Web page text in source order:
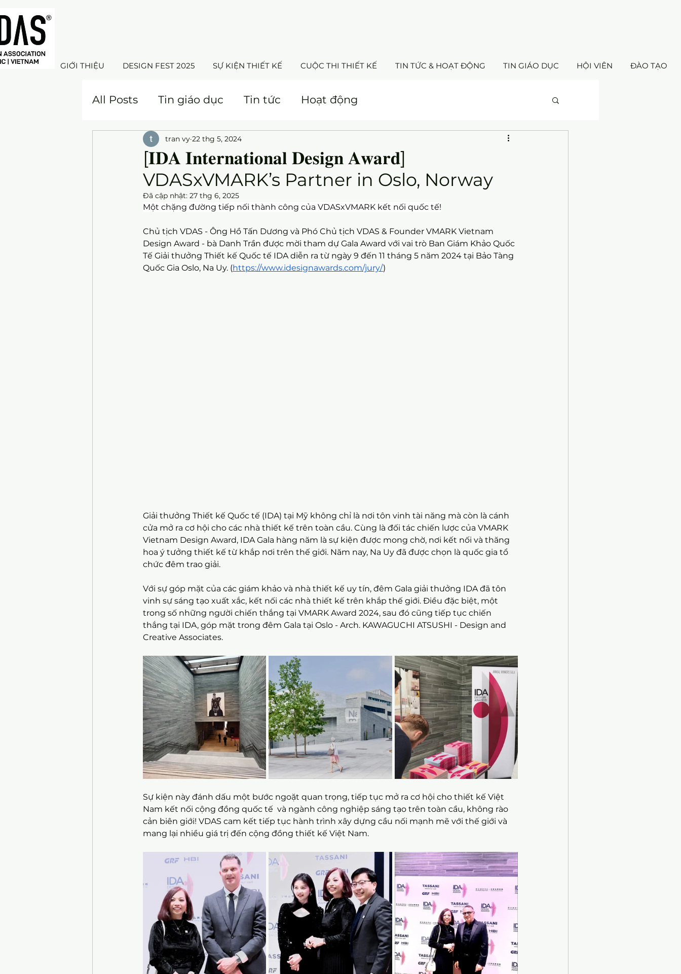
GIỚI THIỆU DESIGN FEST 2025 SỰ KIỆN THIẾT KẾ CUỘC THI THIẾT KẾ TIN TỨC & HOẠT ĐỘNG TIN GIÁO DỤC HỘI VIÊN ĐÀO TẠO
All Posts Tin giáo dục Tin tức Hoạt động
[𝐈𝐃𝐀 𝐈𝐧𝐭𝐞𝐫𝐧𝐚𝐭𝐢𝐨𝐧𝐚𝐥 𝐃𝐞𝐬𝐢𝐠𝐧 𝐀𝐰𝐚𝐫𝐝]
VDASxVMARK’s Partner in Oslo, Norway
tran vy 22 thg 5, 2024
Đã cập nhật: 27 thg 6, 2025
Một chặng đường tiếp nối thành công của VDASxVMARK kết nối quốc tế!
Chủ tịch VDAS - Ông Hồ Tấn Dương và Phó Chủ tịch VDAS & Founder VMARK Vietnam
Design Award - bà Danh Trần được mời tham dự Gala Award với vai trò Ban Giám Khảo Quốc
Tế Giải thưởng Thiết kế Quốc tế IDA diễn ra từ ngày 9 đến 11 tháng 5 năm 2024 tại Bảo Tàng
Quốc Gia Oslo, Na Uy. (https://www.idesignawards.com/jury/)
Giải thưởng Thiết kế Quốc tế (IDA) tại Mỹ không chỉ là nơi tôn vinh tài năng mà còn là cánh
cửa mở ra cơ hội cho các nhà thiết kế trên toàn cầu. Cùng là đối tác chiến lược của VMARK
Vietnam Design Award, IDA Gala hàng năm là sự kiện được mong chờ, nơi kết nối và thăng
hoa ý tưởng thiết kế từ khắp nơi trên thế giới. Năm nay, Na Uy đã được chọn là quốc gia tổ
chức đêm trao giải.
Với sự góp mặt của các giám khảo và nhà thiết kế uy tín, đêm Gala giải thưởng IDA đã tôn
vinh sự sáng tạo xuất xắc, kết nối các nhà thiết kế trên khắp thế giới. Điều đặc biệt, một
trong số những người chiến thắng tại VMARK Award 2024, sau đó cũng tiếp tục chiến
thắng tại IDA, góp mặt trong đêm Gala tại Oslo - Arch. KAWAGUCHI ATSUSHI - Design and
Creative Associates.
Sự kiện này đánh dấu một bước ngoặt quan trọng, tiếp tục mở ra cơ hội cho thiết kế Việt
Nam kết nối cộng đồng quốc tế  và ngành công nghiệp sáng tạo trên toàn cầu, không rào
cản biên giới! VDAS cam kết tiếp tục hành trình xây dựng cầu nối mạnh mẽ với thế giới và
mang lại nhiều giá trị đến cộng đồng thiết kế Việt Nam.